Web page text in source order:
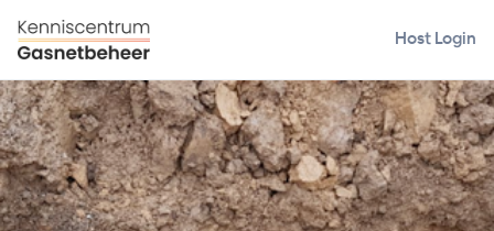
Host Login